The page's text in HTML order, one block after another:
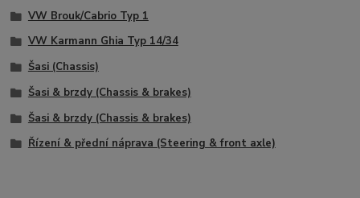
VW Brouk/Cabrio Typ 1
VW Karmann Ghia Typ 14/34
Šasi (Chassis)
Šasi & brzdy (Chassis & brakes)
Šasi & brzdy (Chassis & brakes)
Řízení & přední náprava (Steering & front axle)